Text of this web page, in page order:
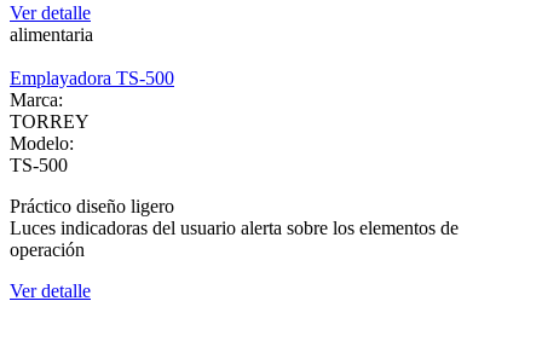
Ver detalle
alimentaria
Emplayadora TS-500
Marca:
TORREY
Modelo:
TS-500
Práctico diseño ligero
Luces indicadoras del usuario alerta sobre los elementos de
operación
Ver detalle